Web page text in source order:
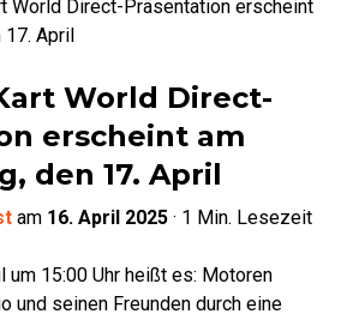
World Direct-Präsentation erscheint
17. April
World Direct-
erscheint am
den 17. April
am 16. April 2025 · 1 Min. Lesezeit
um 15:00 Uhr heißt es: Motoren
und seinen Freunden durch eine